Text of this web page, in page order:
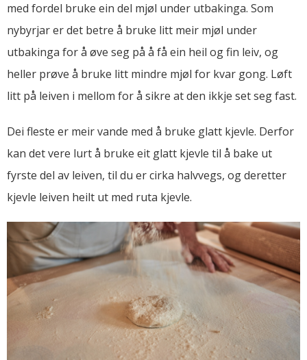
med fordel bruke ein del mjøl under utbakinga. Som
nybyrjar er det betre å bruke litt meir mjøl under
utbakinga for å øve seg på å få ein heil og fin leiv, og
heller prøve å bruke litt mindre mjøl for kvar gong. Løft
litt på leiven i mellom for å sikre at den ikkje set seg fast.
Dei fleste er meir vande med å bruke glatt kjevle. Derfor
kan det vere lurt å bruke eit glatt kjevle til å bake ut
fyrste del av leiven, til du er cirka halvvegs, og deretter
kjevle leiven heilt ut med ruta kjevle.